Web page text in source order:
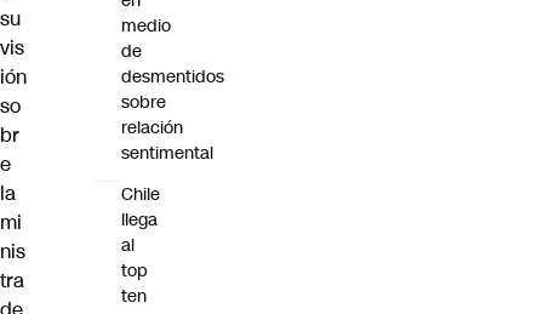
su
vis
ión
so
br
e
la
mi
nis
tra
medio
de
desmentidos
sobre
relación
sentimental
Chile
llega
al
top
ten